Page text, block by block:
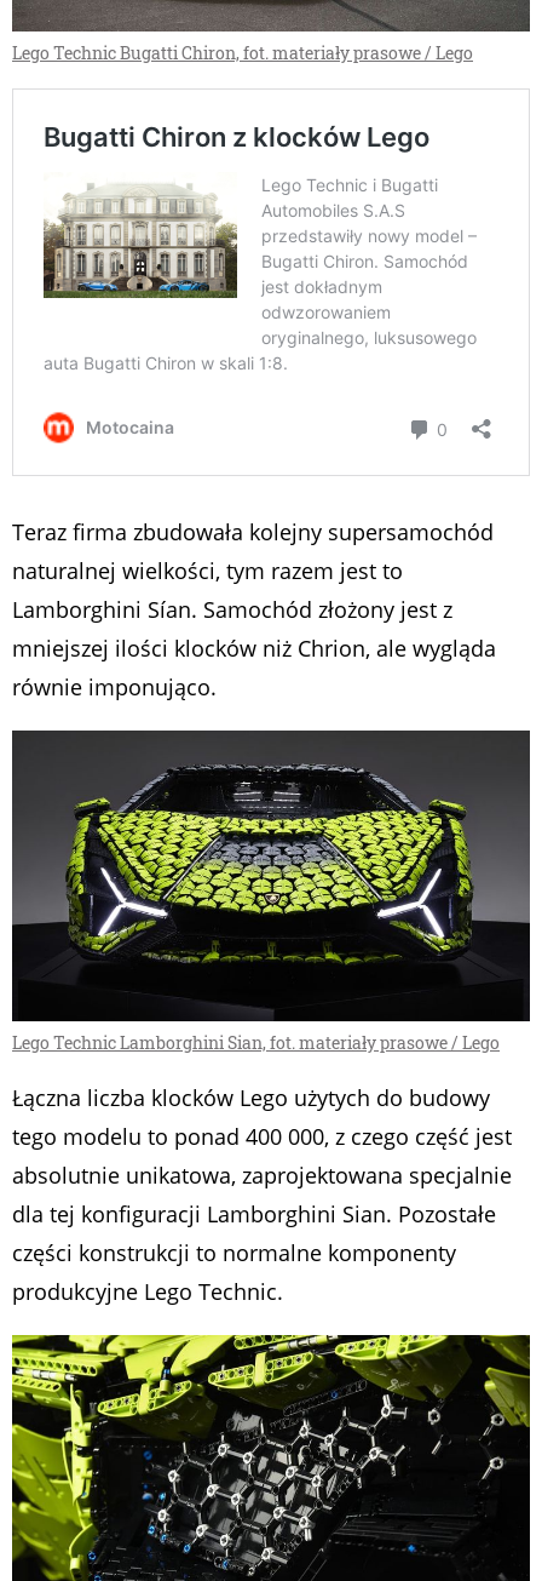
Lego Technic Bugatti Chiron, fot. materiały prasowe / Lego
Teraz firma zbudowała kolejny supersamochód
naturalnej wielkości, tym razem jest to
Lamborghini Sían. Samochód złożony jest z
mniejszej ilości klocków niż Chrion, ale wygląda
równie imponująco.
Lego Technic Lamborghini Sian, fot. materiały prasowe / Lego
Łączna liczba klocków Lego użytych do budowy
tego modelu to ponad 400 000, z czego część jest
absolutnie unikatowa, zaprojektowana specjalnie
dla tej konfiguracji Lamborghini Sian. Pozostałe
części konstrukcji to normalne komponenty
produkcyjne Lego Technic.